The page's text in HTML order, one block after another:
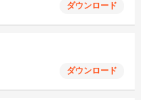
ダウンロード
ダウンロード